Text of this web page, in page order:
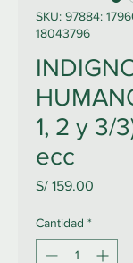
SKU: 97884:
18043796
1, 2 y 3/
ecc
S/ 159.00
Cantidad *